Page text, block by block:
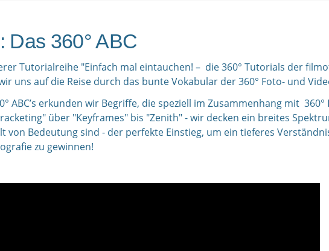
Das 360° ABC
Tutorialreihe "Einfach mal eintauchen! – die 360° Tutorials der
uns auf die Reise durch das bunte Vokabular der 360° Foto- und
ABC’s erkunden wir Begriffe, die speziell im Zusammenhang mit
über "Keyframes" bis "Zenith" - wir decken ein breites
von Bedeutung sind - der perfekte Einstieg, um ein tieferes
zu gewinnen!